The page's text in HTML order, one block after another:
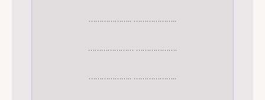
……………….. ………………..
………………… ……………….
……………….. ………………..